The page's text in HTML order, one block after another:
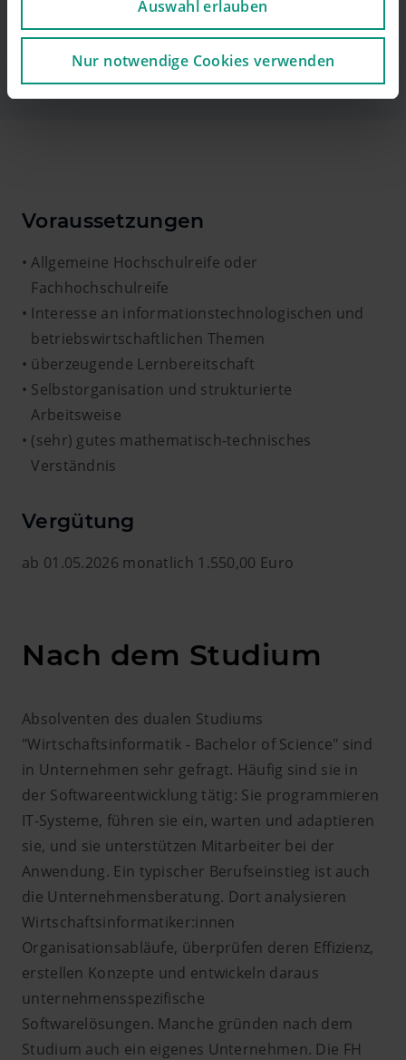
Wir verwenden Cookies, um Inhalte und Anzeigen zu
personalisieren, Funktionen für soziale Medien
anbieten zu können und die Zugriffe auf unsere
Website zu analysieren. Sie können das Setzen von
Cookies jederzeit über Ihren Browser oder unsere
Auswahl erlauben
Nur notwendige Cookies verwenden
zu Hause arbeiten.
Voraussetzungen
Allgemeine Hochschulreife oder
Fachhochschulreife
Interesse an informationstechnologischen und
betriebswirtschaftlichen Themen
überzeugende Lernbereitschaft
Selbstorganisation und strukturierte
Arbeitsweise
(sehr) gutes mathematisch-technisches
Verständnis
Vergütung
ab 01.05.2026 monatlich 1.550,00 Euro
Nach dem Studium
Absolventen des dualen Studiums
"Wirtschaftsinformatik - Bachelor of Science" sind
in Unternehmen sehr gefragt. Häufig sind sie in
der Softwareentwicklung tätig: Sie programmieren
IT-Systeme, führen sie ein, warten und adaptieren
sie, und sie unterstützen Mitarbeiter bei der
Anwendung. Ein typischer Berufseinstieg ist auch
die Unternehmensberatung. Dort analysieren
Wirtschaftsinformatiker:innen
Organisationsabläufe, überprüfen deren Effizienz,
erstellen Konzepte und entwickeln daraus
unternehmensspezifische
Softwarelösungen. Manche gründen nach dem
Studium auch ein eigenes Unternehmen. Die FH